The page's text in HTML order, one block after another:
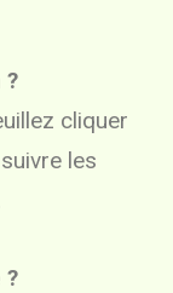
?
cliquer
les
?